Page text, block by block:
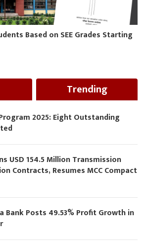
Based on SEE Grades Starting
Trending
2025: Eight Outstanding
USD 154.5 Million Transmission
Contracts, Resumes MCC Compact
Bank Posts 49.53% Profit Growth in